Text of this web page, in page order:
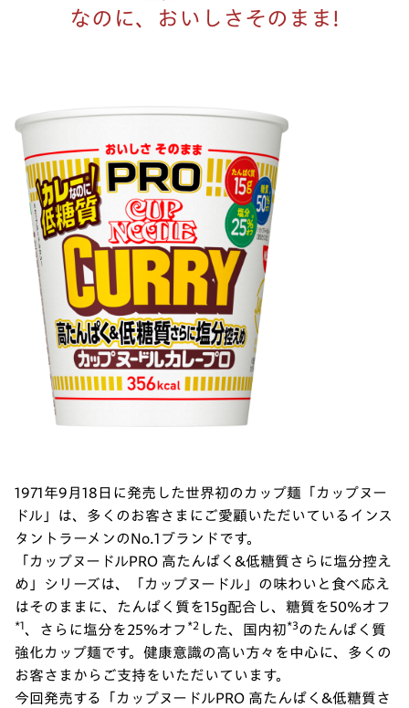
なのに、おいしさそのまま!
1971年9月18日に発売した世界初のカップ麺「カップヌー
ドル」は、多くのお客さまにご愛顧いただいているインス
タントラーメンのNo.1ブランドです。
「カップヌードルPRO 高たんぱく&低糖質さらに塩分控え
め」シリーズは、「カップヌードル」の味わいと食べ応え
はそのままに、たんぱく質を15g配合し、糖質を50%オフ
*1、さらに塩分を25%オフ *2 した、国内初*3のたんぱく質
強化カップ麺です。健康意識の高い方々を中心に、多くの
お客さまからご支持をいただいています。
今回発売する「カップヌードルPRO 高たんぱく&低糖質さ